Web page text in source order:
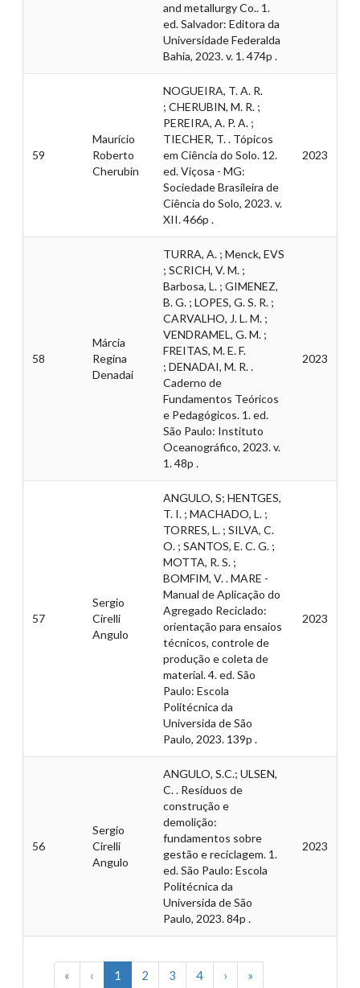
« ‹ 1 2 3 4 › »
and metallurgy Co.. 1.
ed. Salvador: Editora da
Universidade Federalda
Bahia, 2023. v. 1. 474p .
59
Maurício
Roberto
Cherubin
NOGUEIRA, T. A. R.
; CHERUBIN, M. R. ;
PEREIRA, A. P. A. ;
TIECHER, T. . Tópicos
em Ciência do Solo. 12.
ed. Viçosa - MG:
Sociedade Brasileira de
Ciência do Solo, 2023. v.
XII. 466p .
2023
58
Márcia
Regina
Denadai
TURRA, A. ; Menck, EVS
; SCRICH, V. M. ;
Barbosa, L. ; GIMENEZ,
B. G. ; LOPES, G. S. R. ;
CARVALHO, J. L. M. ;
VENDRAMEL, G. M. ;
FREITAS, M. E. F.
; DENADAI, M. R. .
Caderno de
Fundamentos Teóricos
e Pedagógicos. 1. ed.
São Paulo: Instituto
Oceanográfico, 2023. v.
1. 48p .
2023
57
Sergio
Cirelli
Angulo
ANGULO, S; HENTGES,
T. I. ; MACHADO, L. ;
TORRES, L. ; SILVA, C.
O. ; SANTOS, E. C. G. ;
MOTTA, R. S. ;
BOMFIM, V. . MARE -
Manual de Aplicação do
Agregado Reciclado:
orientação para ensaios
técnicos, controle de
produção e coleta de
material. 4. ed. São
Paulo: Escola
Politécnica da
Universida de São
Paulo, 2023. 139p .
2023
56
Sergio
Cirelli
Angulo
ANGULO, S.C.; ULSEN,
C. . Resíduos de
construção e
demolição:
fundamentos sobre
gestão e reciclagem. 1.
ed. São Paulo: Escola
Politécnica da
Universida de São
Paulo, 2023. 84p .
2023